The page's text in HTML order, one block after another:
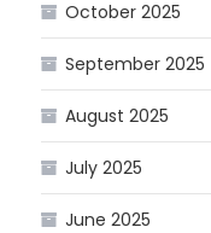
October 2025
September 2025
August 2025
July 2025
June 2025